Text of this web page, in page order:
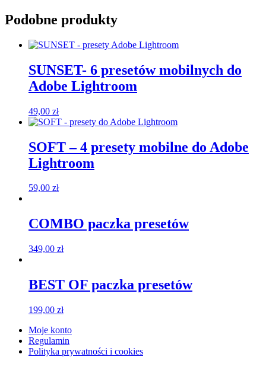
Podobne produkty
SUNSET- 6 presetów mobilnych do
Adobe Lightroom
49,00 zł
SOFT – 4 presety mobilne do Adobe
Lightroom
59,00 zł
COMBO paczka presetów
349,00 zł
BEST OF paczka presetów
199,00 zł
Moje konto
Regulamin
Polityka prywatności i cookies